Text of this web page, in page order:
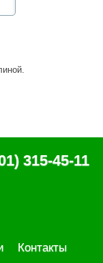
315-45-11
Контакты